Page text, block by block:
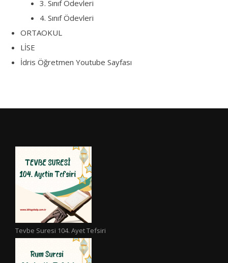
3. Sınıf Ödevleri
4. Sınıf Ödevleri
ORTAOKUL
LİSE
İdris Öğretmen Youtube Sayfası
Tevbe Suresi 104. Ayet Tefsiri